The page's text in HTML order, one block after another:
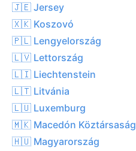
🇯🇪 Jersey
🇽🇰 Koszovó
🇵🇱 Lengyelország
🇱🇻 Lettország
🇱🇮 Liechtenstein
🇱🇹 Litvánia
🇱🇺 Luxemburg
🇲🇰 Macedón Köztársaság
🇭🇺 Magyarország